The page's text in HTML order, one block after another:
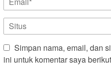
Simpan nama, email, dan
ini untuk komentar saya